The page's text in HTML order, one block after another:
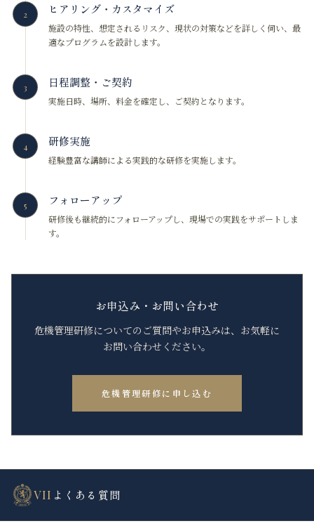
2 ヒアリング・カスタマイズ
施設の特性、想定されるリスク、現状の対策などを詳しく伺い、最
適なプログラムを設計します。
3 日程調整・ご契約
実施日時、場所、料金を確定し、ご契約となります。
4 研修実施
経験豊富な講師による実践的な研修を実施します。
5 フォローアップ
研修後も継続的にフォローアップし、現場での実践をサポートしま
す。
お申込み・お問い合わせ
危機管理研修についてのご質問やお申込みは、お気軽に
お問い合わせください。
危機管理研修に申し込む
VII よくある質問